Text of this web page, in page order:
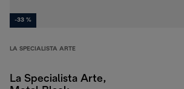
-33 %
LA SPECIALISTA ARTE
La Specialista Arte,